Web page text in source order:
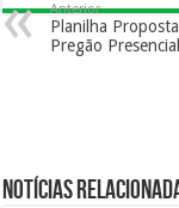
Anterior
Planilha
Pregão
Notícias